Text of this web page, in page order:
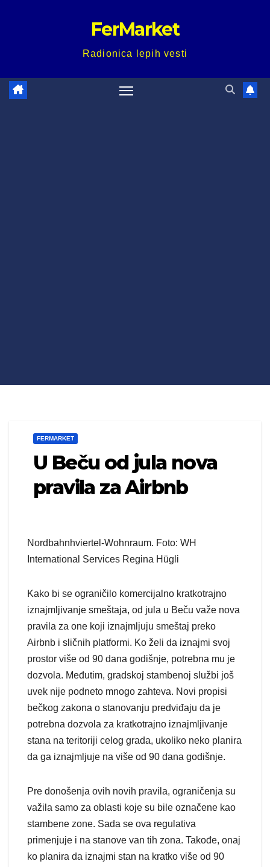
FerMarket
Radionica lepih vesti
FERMARKET
U Beču od jula nova
pravila za Airbnb
Nordbahnhviertel-Wohnraum. Foto: WH
International Services Regina Hügli
Kako bi se ograničilo komercijalno kratkotrajno
iznajmljivanje smeštaja, od jula u Beču važe nova
pravila za one koji iznajmljuju smeštaj preko
Airbnb i sličnih platformi. Ko želi da iznajmi svoj
prostor više od 90 dana godišnje, potrebna mu je
dozvola. Međutim, gradskoj stambenoj službi još
uvek nije podneto mnogo zahteva. Novi propisi
bečkog zakona o stanovanju predviđaju da je
potrebna dozvola za kratkotrajno iznajmljivanje
stana na teritoriji celog grada, ukoliko neko planira
da ga iznajmljuje na više od 90 dana godišnje.
Pre donošenja ovih novih pravila, ograničenja su
važila samo za oblasti koje su bile označene kao
stambene zone. Sada se ova regulativa
primenjuje i na stanove van tih zona. Takođe, onaj
ko planira da iznajmi stan na kratko više od 90